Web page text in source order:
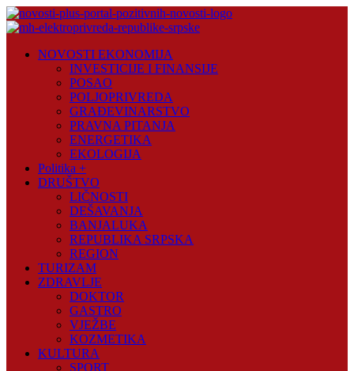
Skip
to
Plus
NOVOSTI EKONOMIJA
INVESTICIJE I FINANSIJE
POSAO
POLJOPRIVREDA
GRAĐEVINARSTVO
PRAVNA PITANJA
ENERGETIKA
EKOLOGIJA
Politika +
DRUŠTVO
LIČNOSTI
DEŠAVANJA
BANJALUKA
REPUBLIKA SRPSKA
REGION
TURIZAM
ZDRAVLJE
DOKTOR
GASTRO
VJEŽBE
KOZMETIKA
KULTURA
SPORT